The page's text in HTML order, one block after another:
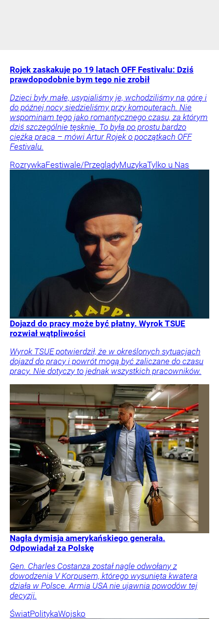
Rojek zaskakuje po 19 latach OFF Festivalu: Dziś
prawdopodobnie bym tego nie zrobił
Dzieci były małe, usypialiśmy je, wchodziliśmy na górę i
do późnej nocy siedzieliśmy przy komputerach. Nie
wspominam tego jako romantycznego czasu, za którym
dziś szczególnie tęsknię. To była po prostu bardzo
ciężka praca – mówi Artur Rojek o początkach OFF
Festivalu.
RozrywkaFestiwale/PrzeglądyMuzykaTylko u Nas
Dojazd do pracy może być płatny. Wyrok TSUE
rozwiał wątpliwości
Wyrok TSUE potwierdził, że w określonych sytuacjach
dojazd do pracy i powrót mogą być zaliczane do czasu
pracy. Nie dotyczy to jednak wszystkich pracowników.
Nagła dymisja amerykańskiego generała.
Odpowiadał za Polskę
Gen. Charles Costanza został nagle odwołany z
dowodzenia V Korpusem, którego wysunięta kwatera
działa w Polsce. Armia USA nie ujawnia powodów tej
decyzji.
ŚwiatPolitykaWojsko